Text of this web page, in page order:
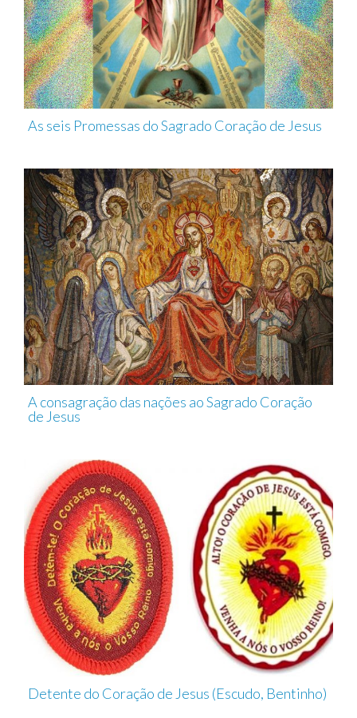
As seis Promessas do Sagrado Coração de Jesus
A consagração das nações ao Sagrado Coração
de Jesus
Detente do Coração de Jesus (Escudo, Bentinho)